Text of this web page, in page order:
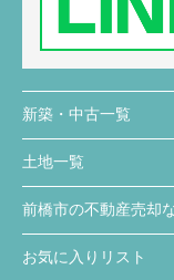
新築・中古一覧
土地一覧
前橋市の不動産売却
お気に入りリスト